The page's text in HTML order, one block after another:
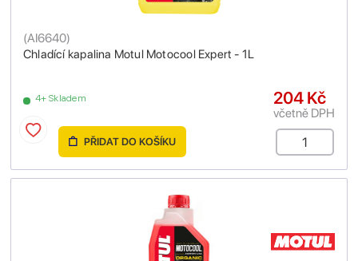
Chladící kapalina Motul Motocool Expert - 1L
(AI6640)
4+ Skladem 204 Kč
včetně DPH
PŘIDAT DO KOŠÍKU